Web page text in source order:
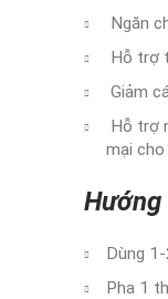
Ngăn
Hỗ trợ
Giảm
Hỗ trợ
mại
Hướng
Dùng
Pha 1